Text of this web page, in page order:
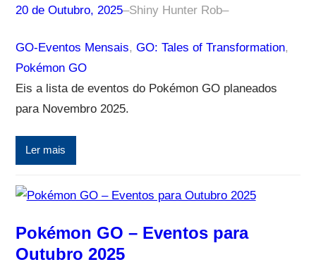
20 de Outubro, 2025–Shiny Hunter Rob–
GO-Eventos Mensais, GO: Tales of Transformation
Pokémon GO
Eis a lista de eventos do Pokémon GO planeados
para Novembro 2025.
Ler mais
Pokémon GO – Eventos para
Outubro 2025